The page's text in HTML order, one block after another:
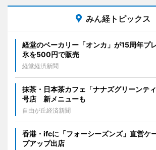
みん経トピックス
経堂のベーカリー「オンカ」が15周年プ
氷を500円で販売
経堂経済新聞
抹茶・日本茶カフェ「ナナズグリーンテ
号店 新メニューも
自由が丘経済新聞
香港・ifcに「フォーシーズンズ」直営ケ
プアップ出店